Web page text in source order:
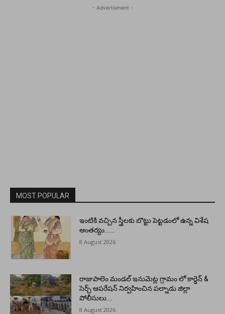
- Advertisment -
MOST POPULAR
ఇంటికి వచ్చిన స్త్రీలకు బొట్టు పెట్టడంలో ఉన్న విశేష
ఆంతర్యం…….
8 August 2026
రాజుపాలెం మండల్ ఇనుమెట్ల గ్రామం లో కార్డెన్ &
సెర్చ్ ఆపరేషన్ నిర్వహించిన పల్నాడు జిల్లా
పోలీసులు….
8 August 2026